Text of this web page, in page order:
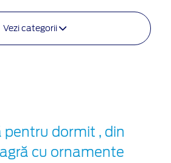
Vezi categorii
pentru dormit , din
cu ornamente